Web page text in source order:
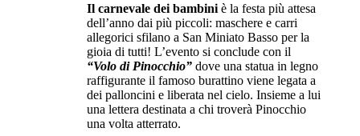
Il carnevale dei bambini è la festa più attesa
dell’anno dai più piccoli: maschere e carri
allegorici sfilano a San Miniato Basso per la
gioia di tutti! L’evento si conclude con il
“Volo di Pinocchio” dove una statua in legno
raffigurante il famoso burattino viene legata a
dei palloncini e liberata nel cielo. Insieme a lui
una lettera destinata a chi troverà Pinocchio
una volta atterrato.